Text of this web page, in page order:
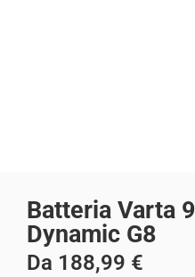
Batteria Varta
Dynamic G8
Da 188,99 €